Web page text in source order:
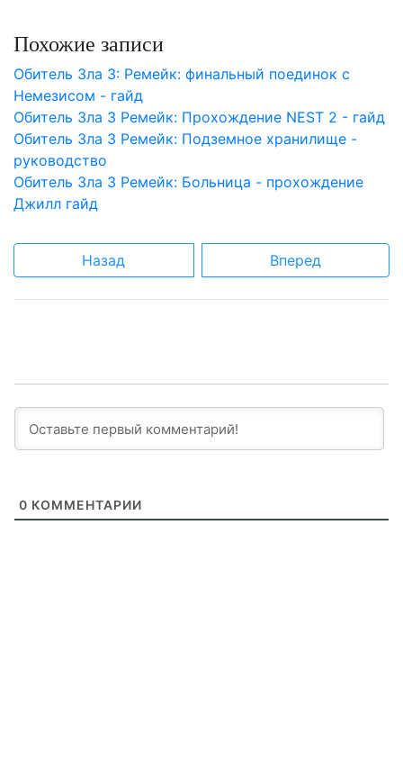
Похожие записи
Обитель Зла 3: Ремейк: финальный поединок с
Немезиcом - гайд
Обитель Зла 3 Ремейк: Прохождение NEST 2 - гайд
Обитель Зла 3 Ремейк: Подземное хранилище -
руководство
Обитель Зла 3 Ремейк: Больница - прохождение
Джилл гайд
Назад Вперед
0 КОММЕНТАРИИ